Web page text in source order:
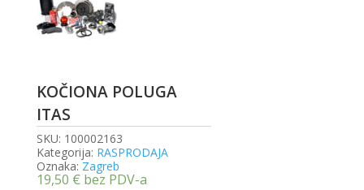
KOČIONA POLUGA
ITAS
SKU: 100002163
Kategorija: RASPRODAJA
Oznaka: Zagreb
19,50 € bez PDV-a